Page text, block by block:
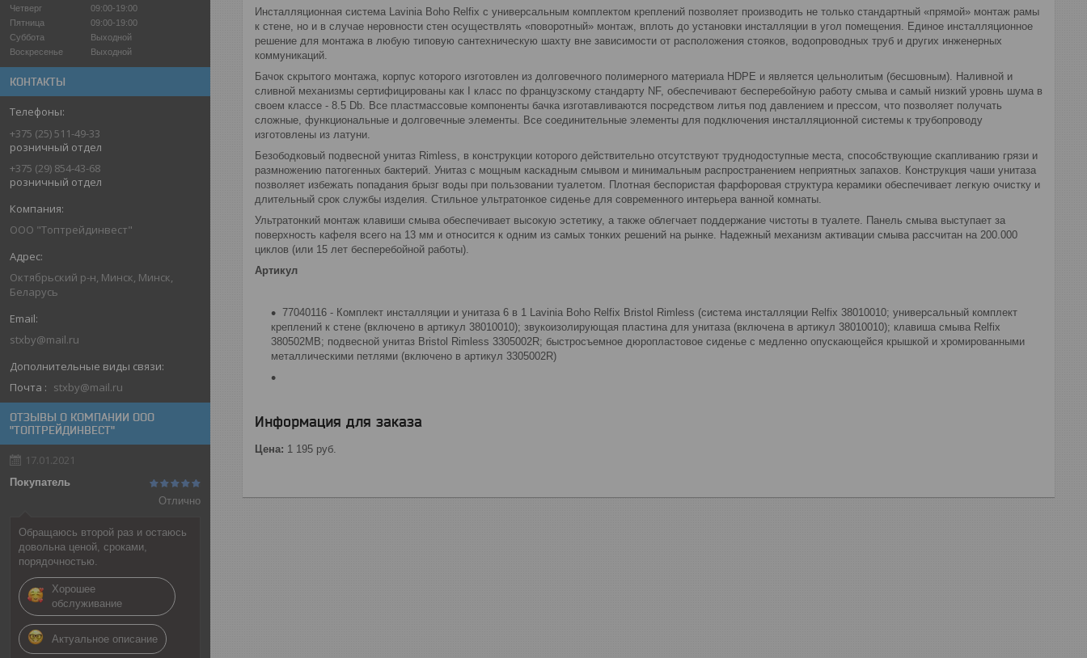
Четверг
09:00-19:00
Пятница
09:00-19:00
Суббота
Выходной
Воскресенье
Выходной
КОНТАКТЫ
+375 (25) 511-49-33
розничный отдел
+375 (29) 854-43-68
розничный отдел
ООО "Топтрейдинвест"
Октябрьский р-н, Минск, Минск,
Беларусь
stxby@mail.ru
Почта stxby@mail.ru
ОТЗЫВЫ О КОМПАНИИ ООО
"ТОПТРЕЙДИНВЕСТ"
17.01.2021
Покупатель
Отлично
Обращаюсь второй раз и остаюсь
довольна ценой, сроками,
порядочностью.
Хорошее
обслуживание
Актуальное описание
Инсталляционная система Lavinia Boho Relfix c универсальным комплектом креплений позволяет производить не только стандартный «прямой» монтаж рамы
к стене, но и в случае неровности стен осуществлять «поворотный» монтаж, вплоть до установки инсталляции в угол помещения. Единое инсталляционное
решение для монтажа в любую типовую сантехническую шахту вне зависимости от расположения стояков, водопроводных труб и других инженерных
коммуникаций.
Бачок скрытого монтажа, корпус которого изготовлен из долговечного полимерного материала HDPE и является цельнолитым (бесшовным). Наливной и
сливной механизмы сертифицированы как I класс по французскому стандарту NF, обеспечивают бесперебойную работу смыва и самый низкий уровнь шума в
своем классе - 8.5 Db. Все пластмассовые компоненты бачка изготавливаются посредством литья под давлением и прессом, что позволяет получать
сложные, функциональные и долговечные элементы. Все соединительные элементы для подключения инсталляционной системы к трубопроводу
изготовлены из латуни.
Безободковый подвесной унитаз Rimless, в конструкции которого действительно отсутствуют труднодоступные места, способствующие скапливанию грязи и
размножению патогенных бактерий. Унитаз с мощным каскадным смывом и минимальным распространением неприятных запахов. Конструкция чаши унитаза
позволяет избежать попадания брызг воды при пользовании туалетом. Плотная беспористая фарфоровая структура керамики обеспечивает легкую очистку и
длительный срок службы изделия. Стильное ультратонкое сиденье для современного интерьера ванной комнаты.
Ультратонкий монтаж клавиши смыва обеспечивает высокую эстетику, а также облегчает поддержание чистоты в туалете. Панель смыва выступает за
поверхность кафеля всего на 13 мм и относится к одним из самых тонких решений на рынке. Надежный механизм активации смыва рассчитан на 200.000
циклов (или 15 лет бесперебойной работы).
Артикул
77040116 - Комплект инсталляции и унитаза 6 в 1 Lavinia Boho Relfix Bristol Rimless (система инсталляции Relfix 38010010; универсальный комплект
креплений к стене (включено в артикул 38010010); звукоизолирующая пластина для унитаза (включена в артикул 38010010); клавиша смыва Relfix
380502MB; подвесной унитаз Bristol Rimless 3305002R; быстросъемное дюропластовое сиденье с медленно опускающейся крышкой и хромированными
металлическими петлями (включено в артикул 3305002R)
Информация для заказа
Цена: 1 195 руб.